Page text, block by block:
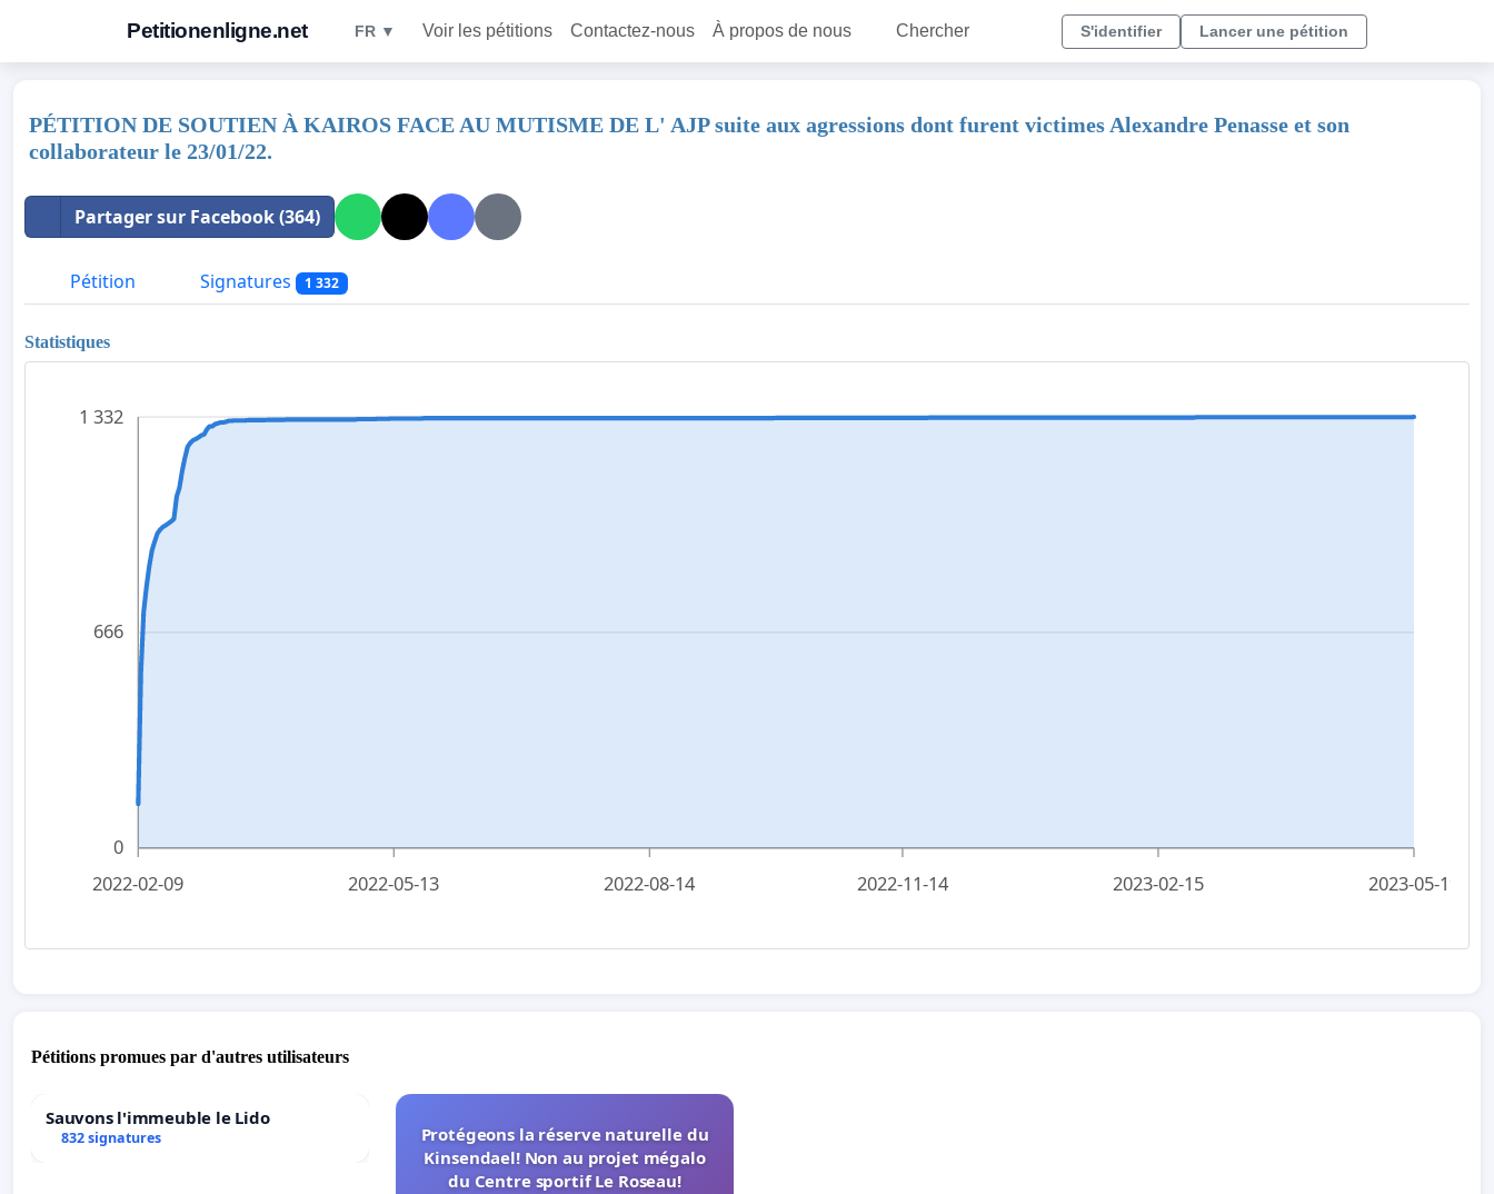
Petitionenligne.net FR ▼ Voir les pétitions Contactez-nous À propos de nous Chercher S'identifier Lancer une pétition
PÉTITION DE SOUTIEN À KAIROS FACE AU MUTISME DE L' AJP suite aux agressions dont furent victimes Alexandre Penasse et son
collaborateur le 23/01/22.
Partager sur Facebook (364)
Pétition Signatures 1 332
Statistiques
0
666
1 332
2022-02-09 2022-05-13 2022-08-14 2022-11-14 2023-02-15 2023-05-19
Pétitions promues par d'autres utilisateurs
Sauvons l'immeuble le Lido
832 signatures
Protégeons la réserve naturelle du
Kinsendael! Non au projet mégalo
du Centre sportif Le Roseau!